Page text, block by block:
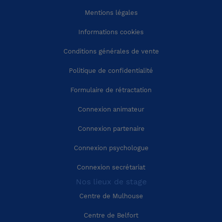
Région Occitanie
Région Auvergne-Rhône-Alpes
Région Provence-Alpes-Côte-d'Azur
Charente-Maritime (17)
Corrèze (19)
Côtes-d'Armor (22)
Mentions légales
Informations cookies
Conditions générales de vente
Politique de confidentialité
Formulaire de rétractation
Connexion animateur
Connexion partenaire
Connexion psychologue
Connexion secrétariat
Nos lieux de stage
Centre de Mulhouse
Centre de Belfort